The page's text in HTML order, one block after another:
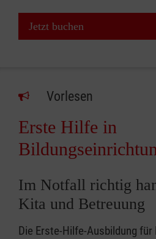
Jetzt buchen
Vorlesen
Erste Hilfe in
Im Notfall richtig
Kita und Betreuung
Die Erste-Hilfe-Ausbildung